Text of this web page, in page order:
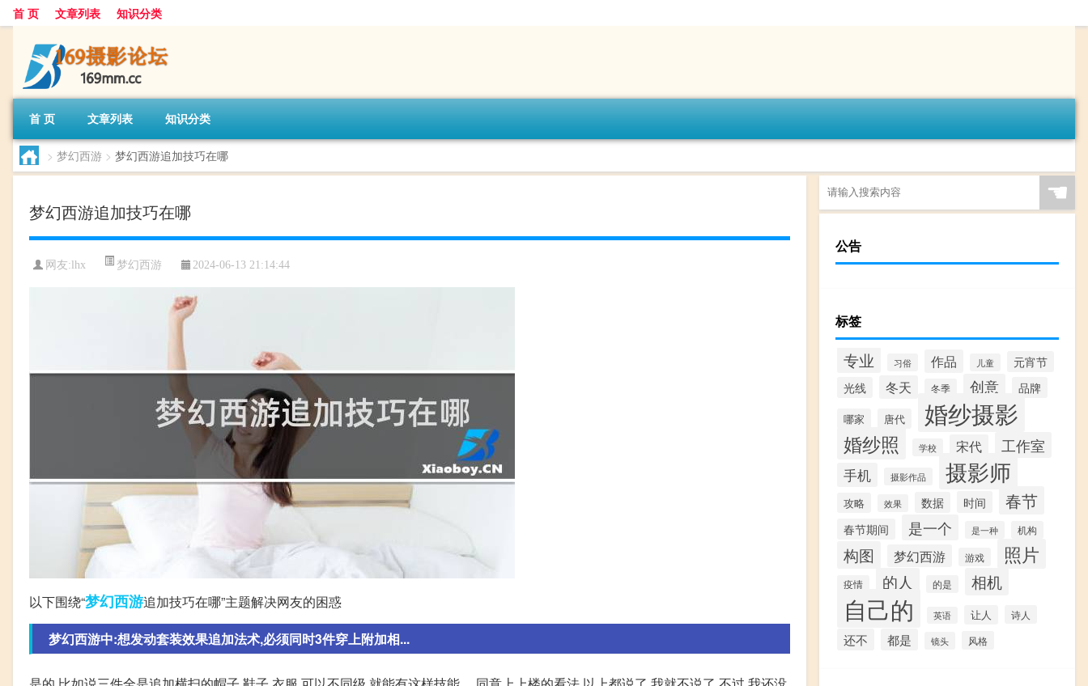
首 页 文章列表 知识分类
首 页 文章列表 知识分类
> 梦幻西游 > 梦幻西游追加技巧在哪
梦幻西游追加技巧在哪
网友:lhx 梦幻西游 2024-06-13 21:14:44
以下围绕“梦幻西游追加技巧在哪”主题解决网友的困惑
梦幻西游中:想发动套装效果追加法术,必须同时3件穿上附加相...
☚
公告
标签
专业 习俗 作品 儿童
元宵节
光线
冬天 冬季 创意 品牌
哪家 唐代 婚纱摄影
婚纱照 学校 宋代 工作室
手机 摄影作品 摄影师
攻略 效果 数据 时间 春节
春节期间 是一个 是一种 机构
构图 梦幻西游 游戏 照片
疫情 的人 的是 相机
自己的 英语 让人 诗人
还不 都是 镜头 风格